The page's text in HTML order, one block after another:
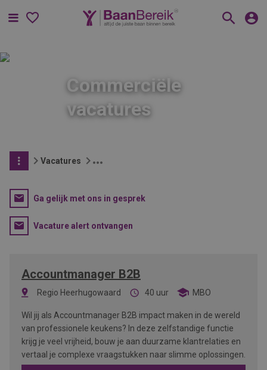
Menu
Commerciële
vacatures
Vacatures
Ga gelijk met ons in gesprek
Vacature alert ontvangen
Accountmanager B2B
Regio Heerhugowaard 40 uur MBO
Wil jij als Accountmanager B2B impact maken in de wereld
van professionele keukens? In deze zelfstandige functie
krijg je veel vrijheid, bouw je aan duurzame klantrelaties en
vertaal je complexe vraagstukken naar slimme oplossingen.